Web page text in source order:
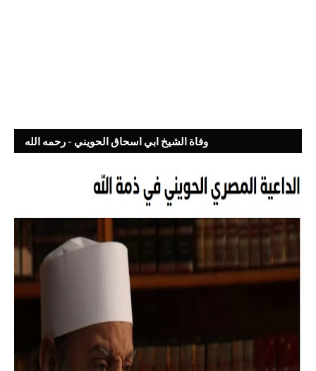
وفاة الشيخ ابي اسحاق الحويني - رحمه الله